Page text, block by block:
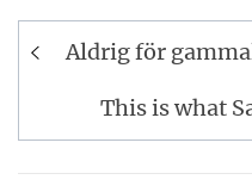
Aldrig för
This is what